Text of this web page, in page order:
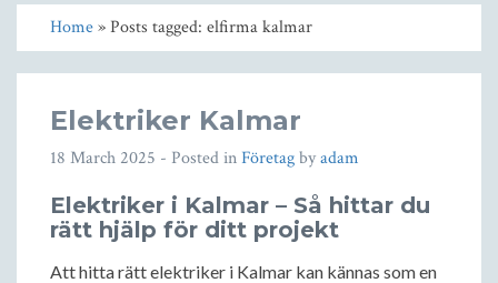
Home» Posts tagged: elfirma kalmar
Elektriker Kalmar
18 March 2025 - Posted inFöretagbyadam
Elektriker i Kalmar – Så hittar du
rätt hjälp för ditt projekt
Att hitta rätt elektriker i Kalmar kan kännas som en